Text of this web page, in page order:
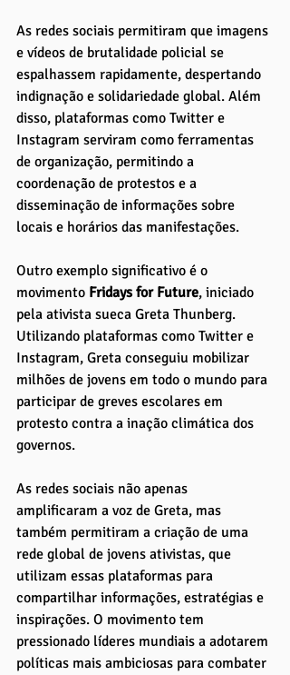
As redes sociais permitiram que imagens
e vídeos de brutalidade policial se
espalhassem rapidamente, despertando
indignação e solidariedade global. Além
disso, plataformas como Twitter e
Instagram serviram como ferramentas
de organização, permitindo a
coordenação de protestos e a
disseminação de informações sobre
locais e horários das manifestações.
Outro exemplo significativo é o
movimento Fridays for Future, iniciado
pela ativista sueca Greta Thunberg.
Utilizando plataformas como Twitter e
Instagram, Greta conseguiu mobilizar
milhões de jovens em todo o mundo para
participar de greves escolares em
protesto contra a inação climática dos
governos.
As redes sociais não apenas
amplificaram a voz de Greta, mas
também permitiram a criação de uma
rede global de jovens ativistas, que
utilizam essas plataformas para
compartilhar informações, estratégias e
inspirações. O movimento tem
pressionado líderes mundiais a adotarem
políticas mais ambiciosas para combater